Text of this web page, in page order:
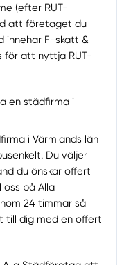
(efter RUT-
att företaget du
innehar F-skatt &
för att nyttja RUT-
en städfirma i
i Värmlands län
Du väljer
du önskar offert
på Alla
24 timmar så
till dig med en offert